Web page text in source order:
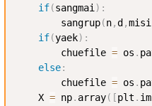
if(sangmai) :
        sangrup
(n,d ,misi
if(yaek) :
        chuefile
= os .
else:
        chuefile
= os .
    X
= np. array( [plt .